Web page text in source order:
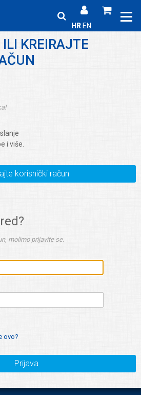
HR EN
KREIRAJTE
i više.
korisnički račun
molimo prijavite se.
ovo?
Prijava